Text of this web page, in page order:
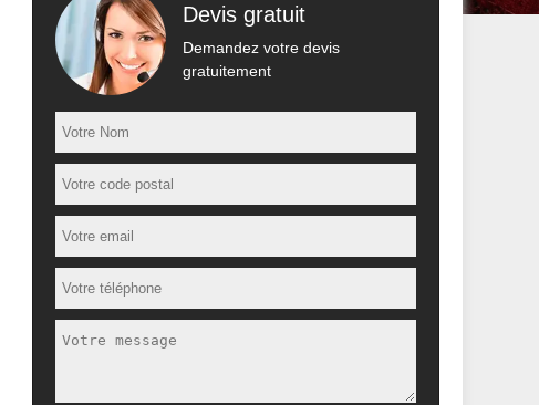
Devis gratuit
Demandez votre devis
gratuitement